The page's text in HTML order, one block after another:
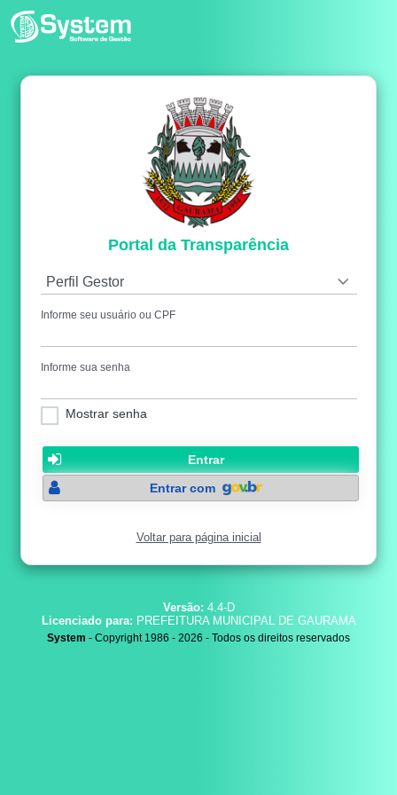
Portal da Transparência
Perfil Gestor
Informe seu usuário ou CPF
Informe sua senha
Mostrar senha
Entrar
Entrar com
Voltar para página inicial
Versão: 4.4-D
Licenciado para: PREFEITURA MUNICIPAL DE GAURAMA
System - Copyright 1986 - 2026 - Todos os direitos reservados